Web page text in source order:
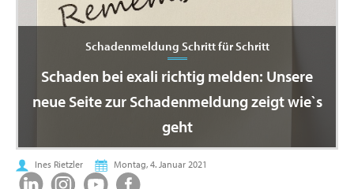
Schadenmeldung Schritt für Schritt
Schaden bei exali richtig melden: Unsere
neue Seite zur Schadenmeldung zeigt wie`s
geht
Ines Rietzler Montag, 4. Januar 2021